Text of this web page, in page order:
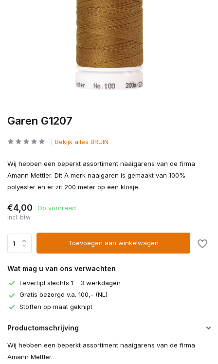
Garen G1207
Bekijk alles BRUIN
Wij hebben een beperkt assortiment naaigarens van de firma
Amann Mettler. Dit A merk naaigaren is gemaakt van 100%
polyester en er zit 200 meter op een klosje.
€4,00 Op voorraad
Incl. btw
Toevoegen aan winkelwagen
Wat mag u van ons verwachten
Levertijd slechts 1 - 3 werkdagen
Gratis bezorgd v.a. 100,- (NL)
Stoffen op maat geknipt
Productomschrijving
Wij hebben een beperkt assortiment naaigarens van de firma
Amann Mettler.